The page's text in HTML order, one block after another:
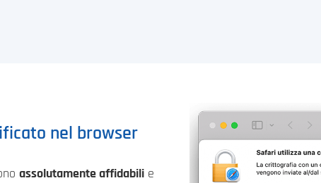
nel browser
assolutamente affidabili e